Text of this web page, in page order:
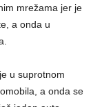
mrežama jer je
a onda u
u suprotnom
a onda se